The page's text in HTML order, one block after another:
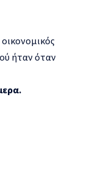
ήταν όταν